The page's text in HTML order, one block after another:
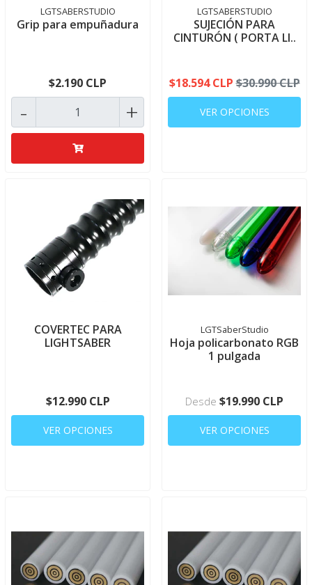
LGTSABERSTUDIO
Grip para empuñadura
$2.190 CLP
+
-
LGTSABERSTUDIO
SUJECIÓN PARA
CINTURÓN ( PORTA LI..
$18.594 CLP $30.990 CLP
VER OPCIONES
COVERTEC PARA
LIGHTSABER
$12.990 CLP
VER OPCIONES
LGTSaberStudio
Hoja policarbonato RGB
1 pulgada
Desde $19.990 CLP
VER OPCIONES